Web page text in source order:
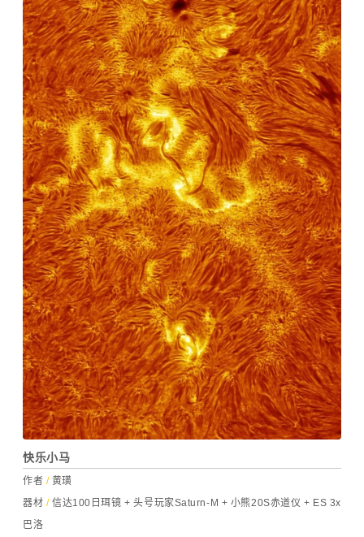
快乐小马
作者 /黄璜
器材 /信达100日珥镜 + 头号玩家Saturn-M + 小熊20S赤道仪 + ES 3x
巴洛